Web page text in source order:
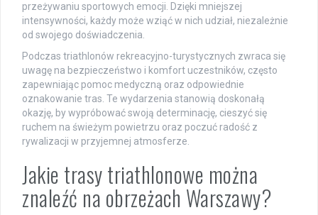
przeżywaniu sportowych emocji. Dzięki mniejszej
intensywności, każdy może wziąć w nich udział, niezależnie
od swojego doświadczenia.
Podczas triathlonów rekreacyjno-turystycznych zwraca się
uwagę na bezpieczeństwo i komfort uczestników, często
zapewniając pomoc medyczną oraz odpowiednie
oznakowanie tras. Te wydarzenia stanowią doskonałą
okazję, by wypróbować swoją determinację, cieszyć się
ruchem na świeżym powietrzu oraz poczuć radość z
rywalizacji w przyjemnej atmosferze.
Jakie trasy triathlonowe można
znaleźć na obrzeżach Warszawy?